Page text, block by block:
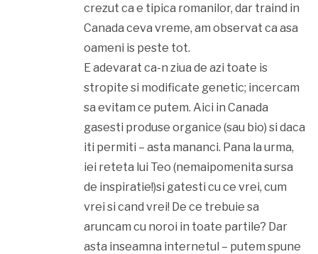
crezut ca e tipica romanilor, dar traind in
Canada ceva vreme, am observat ca asa
oameni is peste tot.
E adevarat ca-n ziua de azi toate is
stropite si modificate genetic; incercam
sa evitam ce putem. Aici in Canada
gasesti produse organice (sau bio) si daca
iti permiti – asta mananci. Pana la urma,
iei reteta lui Teo (nemaipomenita sursa
de inspiratie!)si gatesti cu ce vrei, cum
vrei si cand vrei! De ce trebuie sa
aruncam cu noroi in toate partile? Dar
asta inseamna internetul – putem spune